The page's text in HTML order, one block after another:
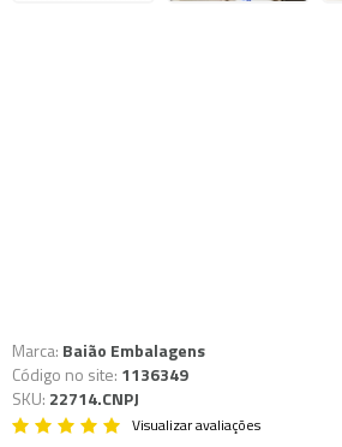
Marca: Baião Embalagens
Código no site: 1136349
SKU: 22714.CNPJ
Visualizar avaliações